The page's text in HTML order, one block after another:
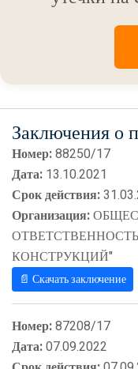
Заключения о
Номер:88250/17
Дата: 13.10.2021
Срок действия:
Организация:
КОНСТРУКЦИЙ"
📄 Скачать заключение
Номер:87208/17
Дата:07.09.2022